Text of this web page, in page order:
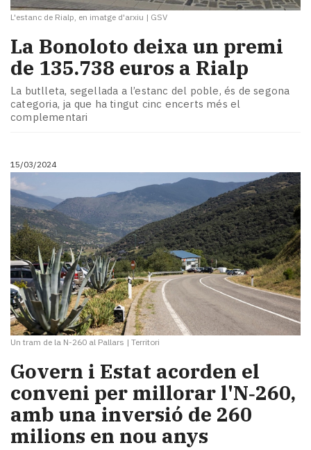
L'estanc de Rialp, en imatge d'arxiu | GSV
La Bonoloto deixa un premi
de 135.738 euros a Rialp
La butlleta, segellada a l’estanc del poble, és de segona
categoria, ja que ha tingut cinc encerts més el
complementari
15/03/2024
Un tram de la N-260 al Pallars | Territori
Govern i Estat acorden el
conveni per millorar l'N‑260,
amb una inversió de 260
milions en nou anys